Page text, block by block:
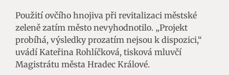
Použití ovčího hnojiva při revitalizaci městské
zeleně zatím město nevyhodnotilo. „Projekt
probíhá, výsledky prozatím nejsou k dispozici,“
uvádí Kateřina Rohlíčková, tisková mluvčí
Magistrátu města Hradec Králové.